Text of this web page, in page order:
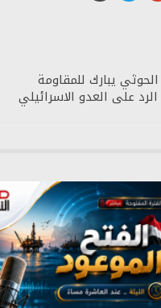
يبارك للمقاومة
على العدو الاسرائيلي